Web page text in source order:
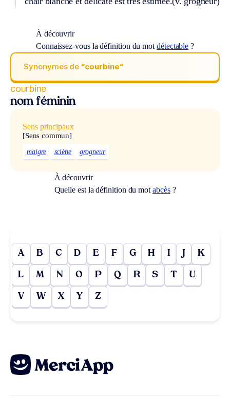
À découvrir
Connaissez-vous la définition du mot détectable ?
Synonymes de “courbine“
courbine
nom féminin
Sens principaux
[Sens commun]
maigre sciène grogneur
À découvrir
Quelle est la définition du mot abcès?
A B C D E F G H I J K
L M N O P Q R S T U
V W X Y Z